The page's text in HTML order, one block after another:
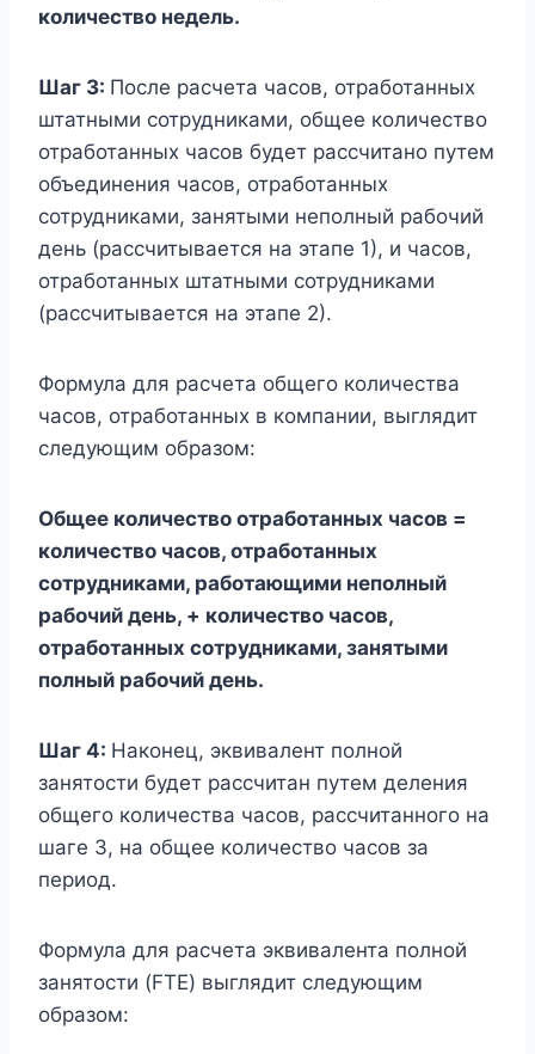
количество недель.
Шаг 3: После расчета часов, отработанных
штатными сотрудниками, общее количество
отработанных часов будет рассчитано путем
объединения часов, отработанных
сотрудниками, занятыми неполный рабочий
день (рассчитывается на этапе 1), и часов,
отработанных штатными сотрудниками
(рассчитывается на этапе 2).
Формула для расчета общего количества
часов, отработанных в компании, выглядит
следующим образом:
Общее количество отработанных часов =
количество часов, отработанных
сотрудниками, работающими неполный
рабочий день, + количество часов,
отработанных сотрудниками, занятыми
полный рабочий день.
Шаг 4: Наконец, эквивалент полной
занятости будет рассчитан путем деления
общего количества часов, рассчитанного на
шаге 3, на общее количество часов за
период.
Формула для расчета эквивалента полной
занятости (FTE) выглядит следующим
образом: